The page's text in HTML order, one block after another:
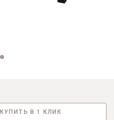
КУПИТЬ В 1 КЛИК